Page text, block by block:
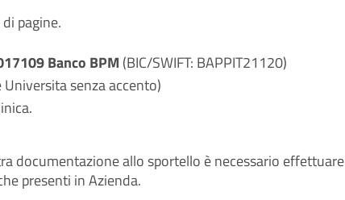
pagine.
Banco BPM (BIC/SWIFT: BAPPIT21120)
senza accento)
documentazione allo sportello è necessario
presenti in Azienda.